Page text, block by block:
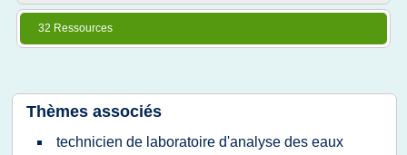
32 Ressources
Thèmes associés
technicien de laboratoire d'analyse des eaux